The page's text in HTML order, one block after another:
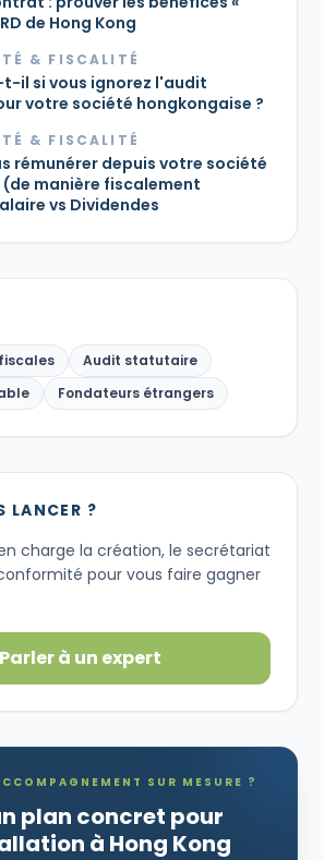
de Hong Kong
& FISCALITÉ
t-il si vous ignorez l'audit
votre société hongkongaise ?
& FISCALITÉ
rémunérer depuis votre société
(de manière fiscalement
vs Dividendes
Audit statutaire
Fondateurs étrangers
LANCER ?
charge la création, le secrétariat
pour vous faire gagner
Parler à un expert
SUR MESURE ?
plan concret pour
à Hong Kong